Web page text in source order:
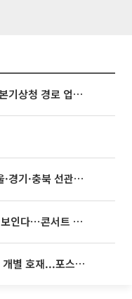
태풍 '돌핀' 오키나와 접근…일본기상청 경로 업데이트
관위 등 추가 압수수색
빅뱅, 20주년 기념 '새 뱅봉' 선보인다⋯콘서트 앞두고 팝업 개최
[증시키워드] 반도체 충격 뚫은 개별 호재...포스코퓨처엠·에코프로·한화솔루션 '눈길'